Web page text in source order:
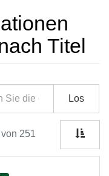
Titel
Los
251